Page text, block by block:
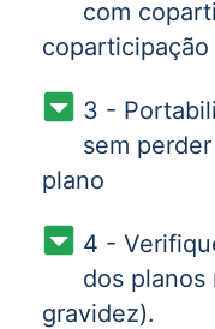
com
coparticipação
3 -
sem
plano
4 -
dos planos
gravidez).